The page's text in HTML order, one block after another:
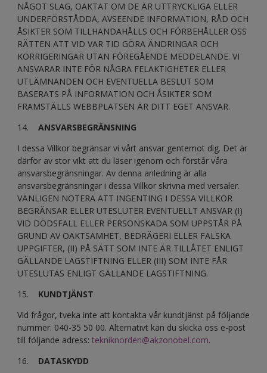
NÅGOT SLAG, OAKTAT OM DE ÄR UTTRYCKLIGA ELLER
UNDERFÖRSTÅDDA, AVSEENDE INFORMATION, RÅD OCH
ÅSIKTER SOM TILLHANDAHÅLLS OCH FÖRBEHÅLLER OSS
RÄTTEN ATT VID VAR TID GÖRA ÄNDRINGAR OCH
KORRIGERINGAR UTAN FÖREGÅENDE MEDDELANDE. VI
ANSVARAR INTE FÖR NÅGRA FELAKTIGHETER ELLER
UTLÄMNANDEN OCH EVENTUELLA BESLUT SOM
BASERATS PÅ INFORMATION OCH ÅSIKTER SOM
FRAMSTÄLLS WEBBPLATSEN ÄR DITT EGET ANSVAR.
14.
ANSVARSBEGRÄNSNING
I dessa Villkor begränsar vi vårt ansvar gentemot dig. Det är
därför av stor vikt att du läser igenom och förstår våra
ansvarsbegränsningar. Av denna anledning är alla
ansvarsbegränsningar i dessa Villkor skrivna med versaler.
VÄNLIGEN NOTERA ATT INGENTING I DESSA VILLKOR
BEGRÄNSAR ELLER UTESLUTER EVENTUELLT ANSVAR (I)
VID DÖDSFALL ELLER PERSONSKADA SOM UPPSTÅR PÅ
GRUND AV OAKTSAMHET, BEDRÄGERI ELLER FALSKA
UPPGIFTER, (II) PÅ SÄTT SOM INTE ÄR TILLÅTET ENLIGT
GÄLLANDE LAGSTIFTNING ELLER (III) SOM INTE FÅR
UTESLUTAS ENLIGT GÄLLANDE LAGSTIFTNING.
15. KUNDTJÄNST
Vid frågor, tveka inte att kontakta vår kundtjänst på följande
nummer: 040-35 50 00. Alternativt kan du skicka oss e-post
till följande adress: tekniknorden@akzonobel.com.
16. DATASKYDD